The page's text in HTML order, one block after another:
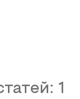
1